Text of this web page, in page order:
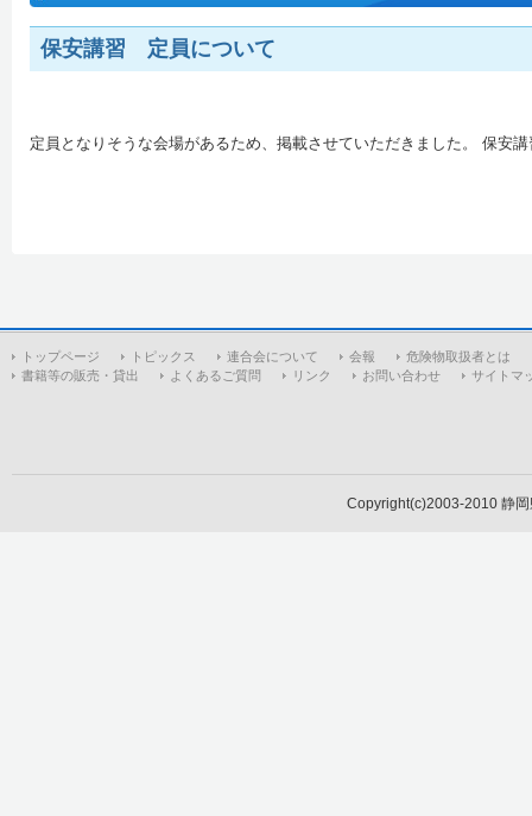
保安講習 定員について
定員となりそうな会場があるため、掲載させていただきました。 保安
トップページ トピックス 連合会について 会報
危険物取扱者とは
書籍等の販売・貸出
よくあるご質問 リンク お問い合わせ サイトマ
Copyright(c)2003-2010 静